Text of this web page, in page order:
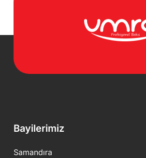
Bayilerimiz
Samandıra